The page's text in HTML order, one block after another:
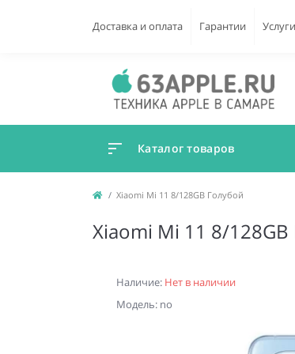
Доставка и оплата Гарантии Услуги
Каталог товаров
Xiaomi Mi 11 8/128GB Голубой
Xiaomi Mi 11 8/128GB
Наличие: Нет в наличии
Модель: no